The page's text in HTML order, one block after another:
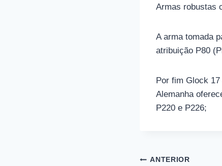
Armas robustas
A arma tomada
atribuição P80
Por fim Glock
Alemanha
P220 e P226;
Navegação
ANTERIOR